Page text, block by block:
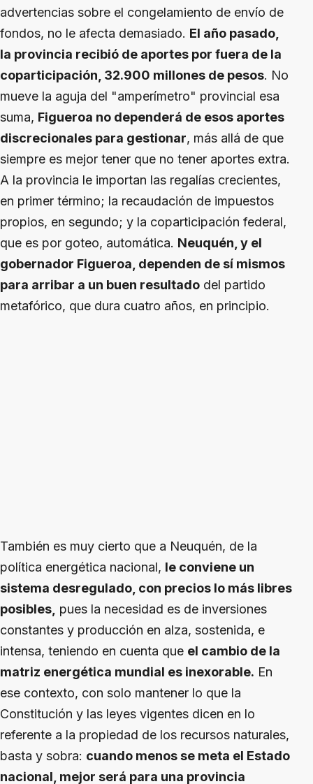
advertencias sobre el congelamiento de envío de
fondos, no le afecta demasiado. El año pasado,
la provincia recibió de aportes por fuera de la
coparticipación, 32.900 millones de pesos. No
mueve la aguja del "amperímetro" provincial esa
suma, Figueroa no dependerá de esos aportes
discrecionales para gestionar, más allá de que
siempre es mejor tener que no tener aportes extra.
A la provincia le importan las regalías crecientes,
en primer término; la recaudación de impuestos
propios, en segundo; y la coparticipación federal,
que es por goteo, automática. Neuquén, y el
gobernador Figueroa, dependen de sí mismos
para arribar a un buen resultado del partido
metafórico, que dura cuatro años, en principio.
También es muy cierto que a Neuquén, de la
política energética nacional, le conviene un
sistema desregulado, con precios lo más libres
posibles, pues la necesidad es de inversiones
constantes y producción en alza, sostenida, e
intensa, teniendo en cuenta que el cambio de la
matriz energética mundial es inexorable. En
ese contexto, con solo mantener lo que la
Constitución y las leyes vigentes dicen en lo
referente a la propiedad de los recursos naturales,
basta y sobra: cuando menos se meta el Estado
nacional, mejor será para una provincia